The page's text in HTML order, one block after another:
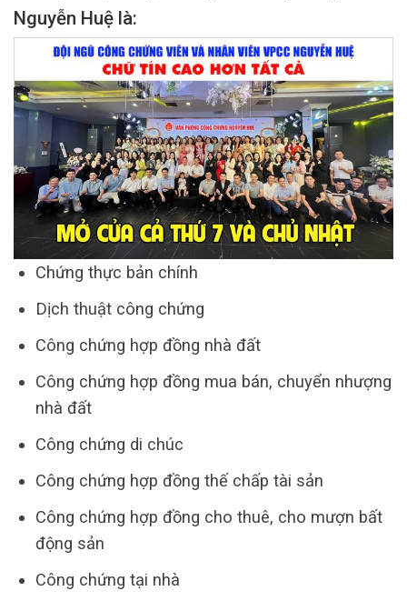
Nguyễn Huệ là:
Chứng thực bản chính
Dịch thuật công chứng
Công chứng hợp đồng nhà đất
Công chứng hợp đồng mua bán, chuyển nhượng
nhà đất
Công chứng di chúc
Công chứng hợp đồng thế chấp tài sản
Công chứng hợp đồng cho thuê, cho mượn bất
động sản
Công chứng tại nhà